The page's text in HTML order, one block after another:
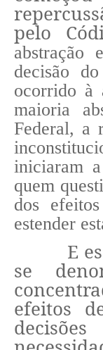
pelo
abstração
decisão
ocorrido à
maioria
Federal, a
iniciaram
quem
dos
estender
E
se
efeitos